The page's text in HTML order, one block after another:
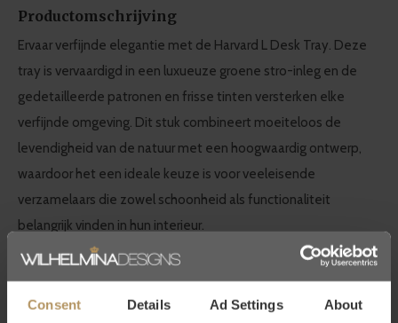
Consent Details Ad Settings About
Productomschrijving
Ervaar verfijnde elegantie met de Harvard L Desk Tray. Deze
tray is vervaardigd in een luxueuze groene stro-inleg en de
gedetailleerde patronen en frisse tinten versterken elke
verfijnde omgeving. Dit stuk combineert moeiteloos de
levendigheid van de natuur met een hoogwaardig ontwerp,
waardoor het een ideale keuze is voor veeleisende
verzamelaars die zowel schoonheid als functionaliteit
belangrijk vinden in hun interieur.